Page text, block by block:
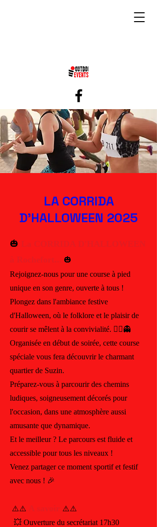
LA CORRIDA
D'HALLOWEEN 2025
🎃
🎃
Rejoignez-nous pour une course à pied
unique en son genre, ouverte à tous !
Plongez dans l'ambiance festive
d'Halloween, où le folklore et le plaisir de
courir se mêlent à la convivialité. 🏃‍♂️👻
Organisée en début de soirée, cette course
spéciale vous fera découvrir le charmant
quartier de Suzin.
Préparez-vous à parcourir des chemins
ludiques, soigneusement décorés pour
l'occasion, dans une atmosphère aussi
amusante que dynamique.
Et le meilleur ? Le parcours est fluide et
accessible pour tous les niveaux !
Venez partager ce moment sportif et festif
avec nous ! 🎉
⚠️⚠️
⚠️⚠️
💥 Ouverture du secrétariat 17h30